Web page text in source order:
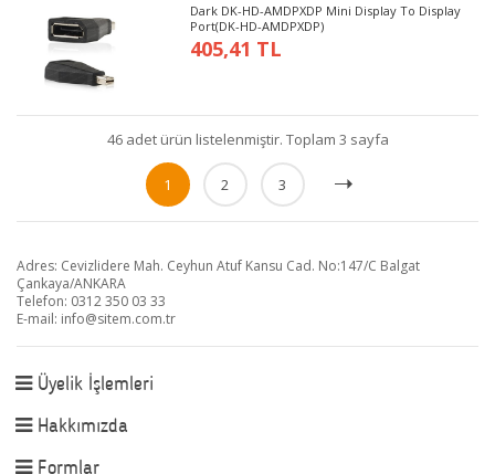
Dark DK-HD-AMDPXDP Mini Display To Display
Port(DK-HD-AMDPXDP)
405,41 TL
46 adet ürün listelenmiştir. Toplam 3 sayfa
1 2 3
Adres: Cevizlidere Mah. Ceyhun Atuf Kansu Cad. No:147/C Balgat
Çankaya/ANKARA
Telefon: 0312 350 03 33
E-mail: info@sitem.com.tr
Üyelik İşlemleri
Hakkımızda
Formlar